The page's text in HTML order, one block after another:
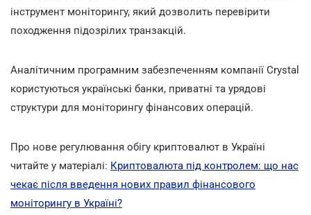
інструмент моніторингу, який дозволить перевірити
походження підозрілих транзакцій.
Аналітичним програмним забезпеченням компанії Crystal
користуються українські банки, приватні та урядові
структури для моніторингу фінансових операцій.
Про нове регулювання обігу криптовалют в Україні
читайте у матеріалі: Криптовалюта під контролем: що нас
чекає після введення нових правил фінансового
моніторингу в Україні?